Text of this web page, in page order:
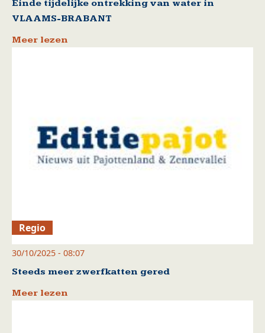
Einde tijdelijke ontrekking van water in
VLAAMS-BRABANT
Meer lezen
Regio
30/10/2025 - 08:07
Steeds meer zwerfkatten gered
Meer lezen